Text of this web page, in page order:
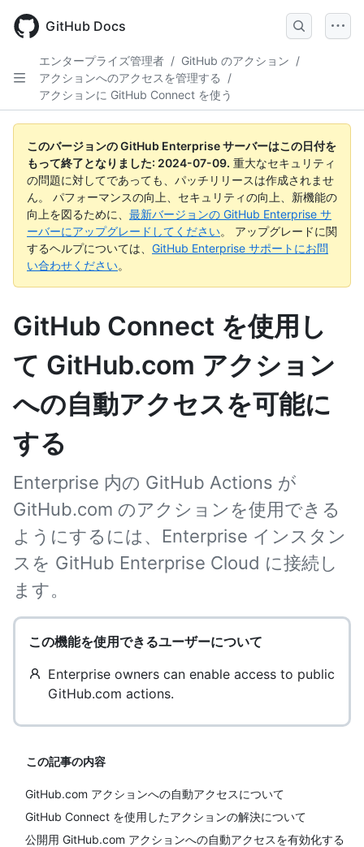
main
GitHub Docs
エンタープライズ管理者 / GitHub のアクション /
アクションへのアクセスを管理する
/
アクションに GitHub Connect を使う
このバージョンの GitHub Enterprise サーバーはこの日付を
もって終了となりました: 2024-07-09. 重大なセキュリティ
の問題に対してであっても、パッチリリースは作成されませ
ん。 パフォーマンスの向上、セキュリティの向上、新機能の
向上を図るために、 最新バージョンの GitHub Enterprise サ
ーバーにアップグレードしてください。 アップグレードに関
するヘルプについては、 GitHub Enterprise サポートにお問
い合わせください。
GitHub Connect を使用し
て GitHub.com アクション
への自動アクセスを可能に
する
Enterprise 内の GitHub Actions が
GitHub.com のアクションを使用できる
ようにするには、Enterprise インスタン
スを GitHub Enterprise Cloud に接続し
ます。
この機能を使用できるユーザーについて
Enterprise owners can enable access to public
GitHub.com actions.
この記事の内容
GitHub.com アクションへの自動アクセスについて
GitHub Connect を使用したアクションの解決について
公開用 GitHub.com アクションへの自動アクセスを有効化する